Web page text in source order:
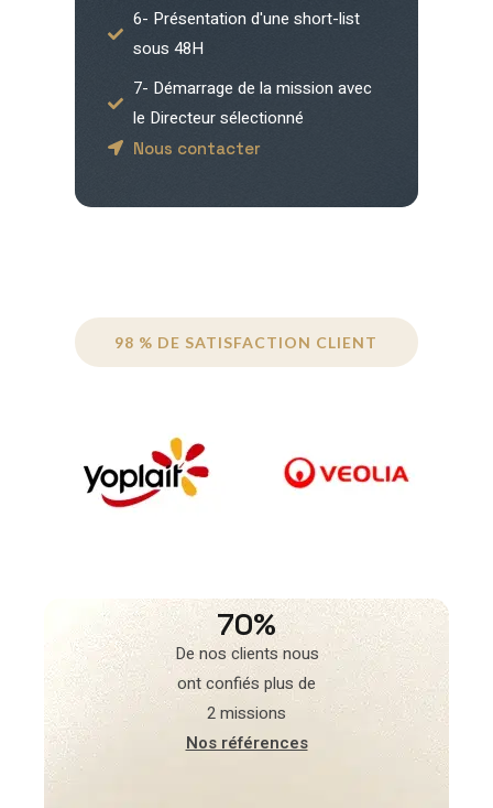
6- Présentation d'une short-list
sous 48H
7- Démarrage de la mission avec
le Directeur sélectionné
Nous contacter
98 % DE SATISFACTION CLIENT
70%
De nos clients nous
ont confiés plus de
2 missions
Nos références